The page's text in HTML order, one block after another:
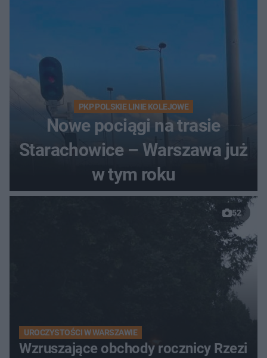
PKP POLSKIE LINIE KOLEJOWE
Nowe pociągi na trasie
Starachowice – Warszawa już
w tym roku
52
UROCZYSTOŚCI W WARSZAWIE
Wzruszające obchody rocznicy Rzezi